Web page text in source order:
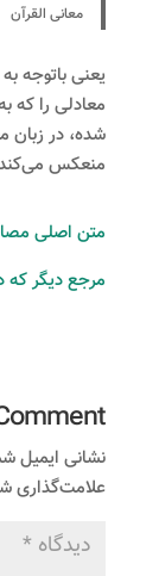
معانی القرآن
یعنی باتوجه
معادلی را که
شده، در زبان
منعکس
متن اصلی
مرجع دیگر که
نشانی ایمیل
علامت‌گذاری